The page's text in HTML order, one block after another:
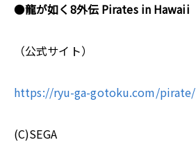
●龍が如く8外伝 Pirates in Hawaii
（公式サイト）
https://ryu-ga-gotoku.com/pirate/
(C)SEGA